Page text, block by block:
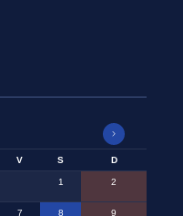
V S D
1 2
7 8 9